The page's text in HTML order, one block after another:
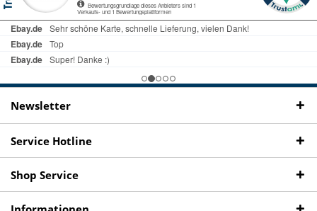
Newsletter
Service Hotline
Shop Service